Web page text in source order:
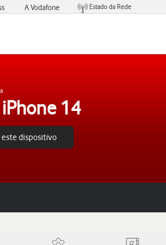
A Vodafone
Estado da Rede
14
este dispositivo